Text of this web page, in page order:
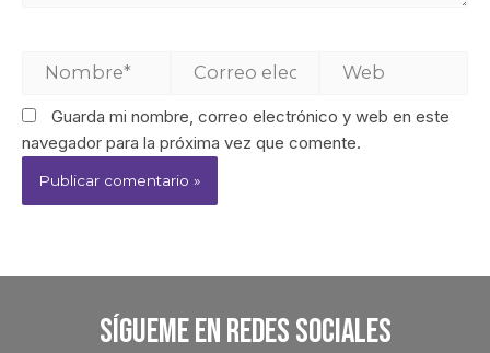
Guarda mi nombre, correo electrónico y web en este
navegador para la próxima vez que comente.
Sígueme En Redes Sociales